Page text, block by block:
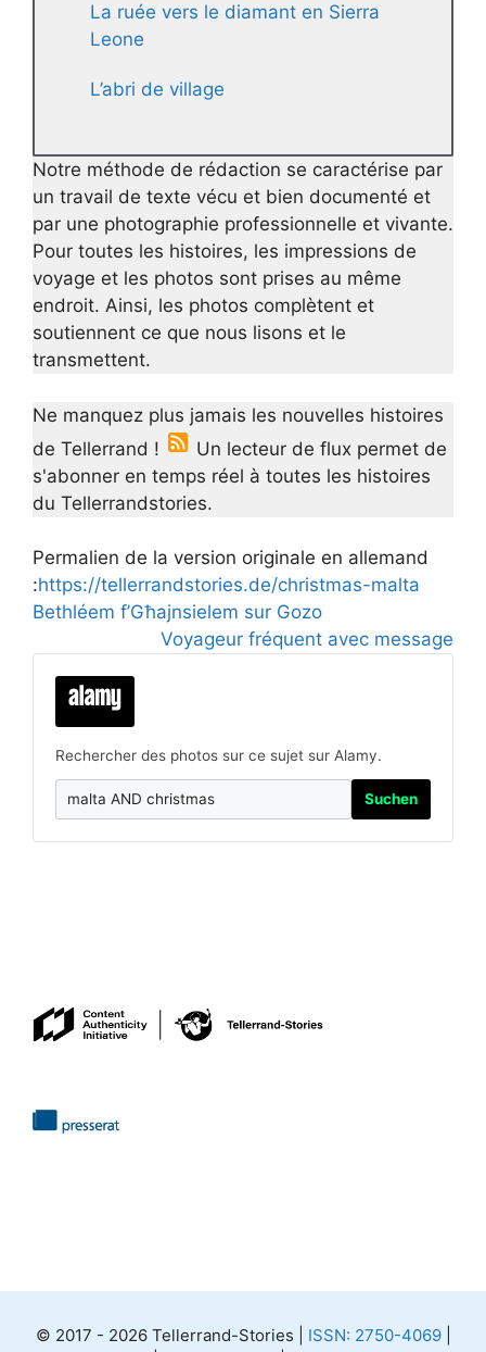
La ruée vers le diamant en Sierra
Leone
L’abri de village
Notre méthode de rédaction se caractérise par
un travail de texte vécu et bien documenté et
par une photographie professionnelle et vivante.
Pour toutes les histoires, les impressions de
voyage et les photos sont prises au même
endroit. Ainsi, les photos complètent et
soutiennent ce que nous lisons et le
transmettent.
Ne manquez plus jamais les nouvelles histoires
de Tellerrand !
Un lecteur de flux permet de
s'abonner en temps réel à toutes les histoires
du Tellerrandstories.
Permalien de la version originale en allemand
:https://tellerrandstories.de/christmas-malta
Bethléem f’Għajnsielem sur Gozo
Voyageur fréquent avec message
Rechercher des photos sur ce sujet sur Alamy.
Suchen
© 2017 - 2026 Tellerrand-Stories | ISSN: 2750-4069|